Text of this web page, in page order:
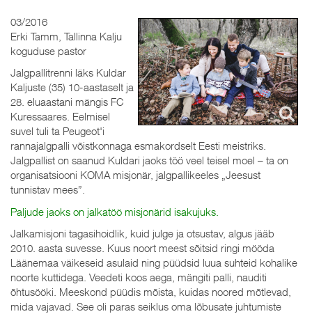
03/2016
Erki Tamm, Tallinna Kalju
koguduse pastor
Jalgpallitrenni läks Kuldar
Kaljuste (35) 10-aastaselt ja
28. eluaastani mängis FC
Kuressaares. Eelmisel
suvel tuli ta Peugeot'i
rannajalgpalli võistkonnaga esmakordselt Eesti meistriks.
Jalgpallist on saanud Kuldari jaoks töö veel teisel moel – ta on
organisatsiooni KOMA misjonär, jalgpallikeeles „Jeesust
tunnistav mees”.
Paljude jaoks on jalkatöö misjonärid isakujuks.
Jalkamisjoni tagasihoidlik, kuid julge ja otsustav, algus jääb
2010. aasta suvesse. Kuus noort meest sõitsid ringi mööda
Läänemaa väikeseid asulaid ning püüdsid luua suhteid kohalike
noorte kuttidega. Veedeti koos aega, mängiti palli, nauditi
õhtusööki. Meeskond püüdis mõista, kuidas noored mõtlevad,
mida vajavad. See oli paras seiklus oma lõbusate juhtumiste